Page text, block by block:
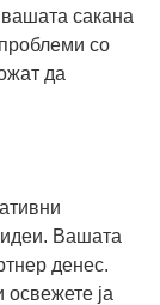
сакана
со
да
Вашата
денес.
освежете ја